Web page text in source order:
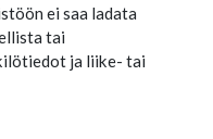
ei saa ladata
tai
ja liike- tai